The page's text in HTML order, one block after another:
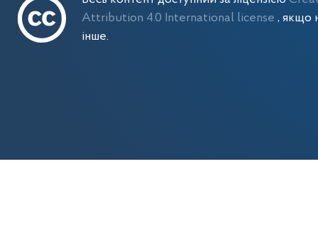
Attribution 4.0 International license , якщо
інше.